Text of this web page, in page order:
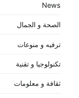
News
الصحة و الجمال
ترفيه و منوعات
تكنولوجيا و تقنية
ثقافة و معلومات